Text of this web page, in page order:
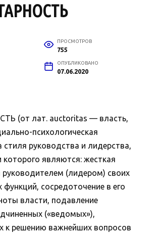
ПРОСМОТРОВ
755
ОПУБЛИКОВАНО
07.06.2020
(от лат. auctoritas — власть,
психологическая
стиля руководства и лидерства,
которого являются: жесткая
руководителем (лидером) своих
функций, сосредоточение в его
власти, подавление
(«ведомых»),
к решению важнейших вопросов